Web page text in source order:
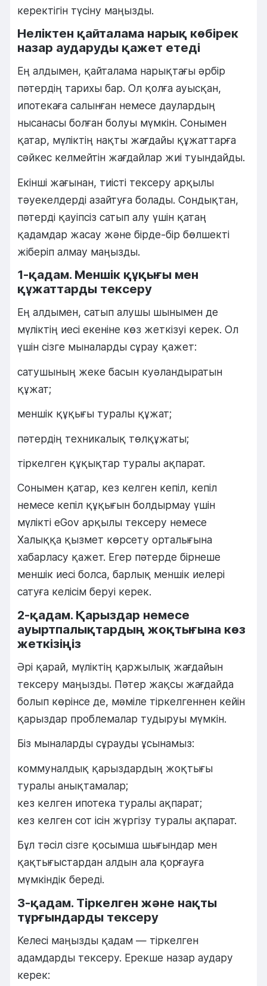
керектігін түсіну маңызды.
Неліктен қайталама нарық көбірек
назар аударуды қажет етеді
Ең алдымен, қайталама нарықтағы әрбір
пәтердің тарихы бар. Ол қолға ауысқан,
ипотекаға салынған немесе даулардың
нысанасы болған болуы мүмкін. Сонымен
қатар, мүліктің нақты жағдайы құжаттарға
сәйкес келмейтін жағдайлар жиі туындайды.
Екінші жағынан, тиісті тексеру арқылы
тәуекелдерді азайтуға болады. Сондықтан,
пәтерді қауіпсіз сатып алу үшін қатаң
қадамдар жасау және бірде-бір бөлшекті
жіберіп алмау маңызды.
1-қадам. Меншік құқығы мен
құжаттарды тексеру
Ең алдымен, сатып алушы шынымен де
мүліктің иесі екеніне көз жеткізуі керек. Ол
үшін сізге мыналарды сұрау қажет:
сатушының жеке басын куәландыратын
құжат;
меншік құқығы туралы құжат;
пәтердің техникалық төлқұжаты;
тіркелген құқықтар туралы ақпарат.
Сонымен қатар, кез келген кепіл, кепіл
немесе кепіл құқығын болдырмау үшін
мүлікті eGov арқылы тексеру немесе
Халыққа қызмет көрсету орталығына
хабарласу қажет. Егер пәтерде бірнеше
меншік иесі болса, барлық меншік иелері
сатуға келісім беруі керек.
2-қадам. Қарыздар немесе
ауыртпалықтардың жоқтығына көз
жеткізіңіз
Әрі қарай, мүліктің қаржылық жағдайын
тексеру маңызды. Пәтер жақсы жағдайда
болып көрінсе де, мәміле тіркелгеннен кейін
қарыздар проблемалар тудыруы мүмкін.
Біз мыналарды сұрауды ұсынамыз:
коммуналдық қарыздардың жоқтығы
туралы анықтамалар;
кез келген ипотека туралы ақпарат;
кез келген сот ісін жүргізу туралы ақпарат.
Бұл тәсіл сізге қосымша шығындар мен
қақтығыстардан алдын ала қорғауға
мүмкіндік береді.
3-қадам. Тіркелген және нақты
тұрғындарды тексеру
Келесі маңызды қадам — ​​тіркелген
адамдарды тексеру. Ерекше назар аудару
керек: